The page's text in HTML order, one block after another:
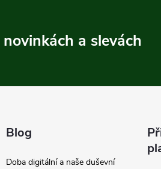
a slevách
Blog
Doba digitální a naše duševní